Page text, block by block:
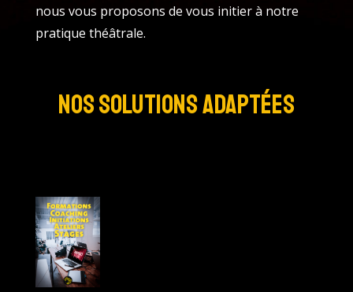
nous vous proposons de vous initier à notre
pratique théâtrale.
Nos solutions adaptées